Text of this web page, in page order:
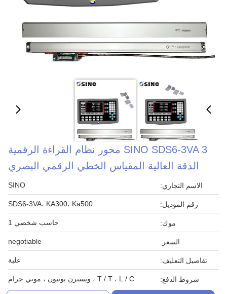
SINO SDS6-3VA 3 محور نظام القراءة الرقمية
الدقة العالية المقياس الخطي الرقمي البصري
الاسم التجاري: SINO
رقم الموديل: SDS6-3VA، KA300، Ka500
موك: حاسب شخصي 1
السعر: negotiable
تفاصيل التغليف: علبة
شروط الدفع: T / T ، L / C ، ويسترن يونيون ، موني جرام